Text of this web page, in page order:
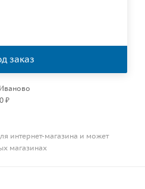
заказ
₽
интернет-магазина и может
магазинах